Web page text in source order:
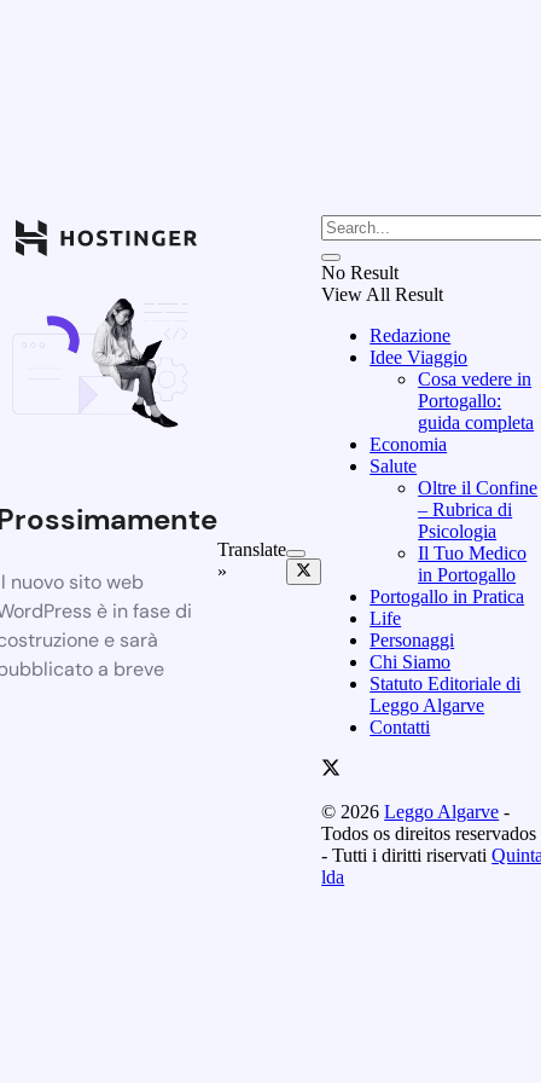
nuovo sito web
è in fase di
e sarà
a breve
Translate
»
No Result
View All Result
Redazione
Idee Viaggio
Cosa vedere in
Portogallo:
guida completa
Economia
Salute
Oltre il Confine
– Rubrica di
Psicologia
Il Tuo Medico
in Portogallo
Portogallo in Pratica
Life
Personaggi
Chi Siamo
Statuto Editoriale di
Leggo Algarve
Contatti
© 2026Leggo Algarve -
Todos os direitos reservados
- Tutti i diritti riservati
lda